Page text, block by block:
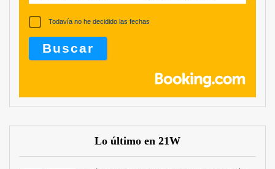
Todavía no he decidido las fechas
Lo último en 21W